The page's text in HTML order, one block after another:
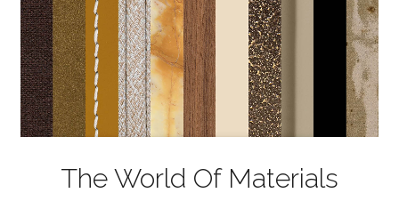
The World Of Materials